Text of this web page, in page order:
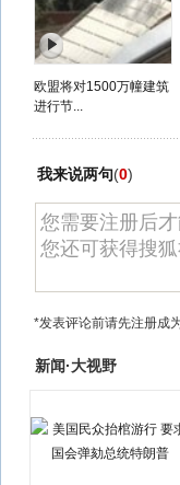
欧盟将对1500万幢建筑
进行节...
我来说两句(0)
*发表评论前请先注册成
新闻·大视野